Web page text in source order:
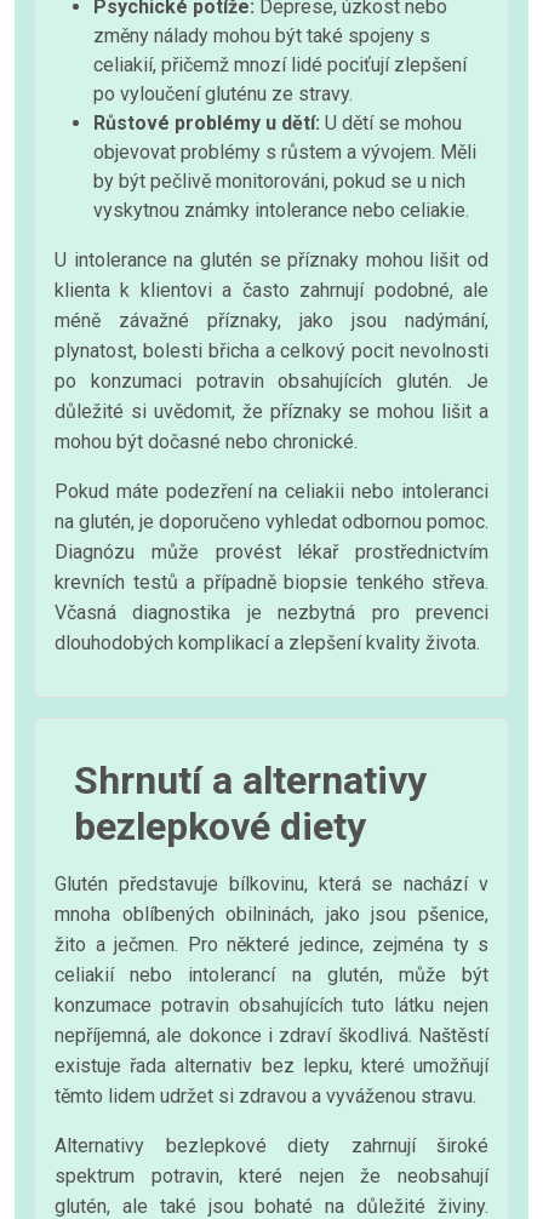
Psychické potíže: Deprese, úzkost nebo
změny nálady mohou být také spojeny s
celiakií, přičemž mnozí lidé pociťují zlepšení
po vyloučení gluténu ze stravy.
Růstové problémy u dětí: U dětí se mohou
objevovat problémy s růstem a vývojem. Měli
by být pečlivě monitorováni, pokud se u nich
vyskytnou známky intolerance nebo celiakie.
U intolerance na glutén se příznaky mohou lišit od
klienta k klientovi a často zahrnují podobné, ale
méně závažné příznaky, jako jsou nadýmání,
plynatost, bolesti břicha a celkový pocit nevolnosti
po konzumaci potravin obsahujících glutén. Je
důležité si uvědomit, že příznaky se mohou lišit a
mohou být dočasné nebo chronické.
Pokud máte podezření na celiakii nebo intoleranci
na glutén, je doporučeno vyhledat odbornou pomoc.
Diagnózu může provést lékař prostřednictvím
krevních testů a případně biopsie tenkého střeva.
Včasná diagnostika je nezbytná pro prevenci
dlouhodobých komplikací a zlepšení kvality života.
Shrnutí a alternativy
bezlepkové diety
Glutén představuje bílkovinu, která se nachází v
mnoha oblíbených obilninách, jako jsou pšenice,
žito a ječmen. Pro některé jedince, zejména ty s
celiakií nebo intolerancí na glutén, může být
konzumace potravin obsahujících tuto látku nejen
nepříjemná, ale dokonce i zdraví škodlivá. Naštěstí
existuje řada alternativ bez lepku, které umožňují
těmto lidem udržet si zdravou a vyváženou stravu.
Alternativy bezlepkové diety zahrnují široké
spektrum potravin, které nejen že neobsahují
glutén, ale také jsou bohaté na důležité živiny.